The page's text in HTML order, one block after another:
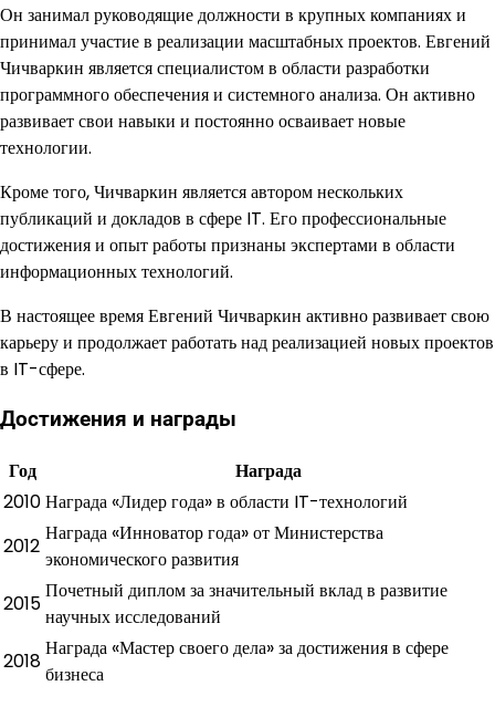
Он занимал руководящие должности в крупных компаниях и
принимал участие в реализации масштабных проектов. Евгений
Чичваркин является специалистом в области разработки
программного обеспечения и системного анализа. Он активно
развивает свои навыки и постоянно осваивает новые
технологии.
Кроме того, Чичваркин является автором нескольких
публикаций и докладов в сфере IT. Его профессиональные
достижения и опыт работы признаны экспертами в области
информационных технологий.
В настоящее время Евгений Чичваркин активно развивает свою
карьеру и продолжает работать над реализацией новых проектов
в IT-сфере.
Достижения и награды
Год
Награда
2010Награда «Лидер года» в области IT-технологий
2012
Награда «Инноватор года» от Министерства
экономического развития
2015
Почетный диплом за значительный вклад в развитие
научных исследований
2018
Награда «Мастер своего дела» за достижения в сфере
бизнеса